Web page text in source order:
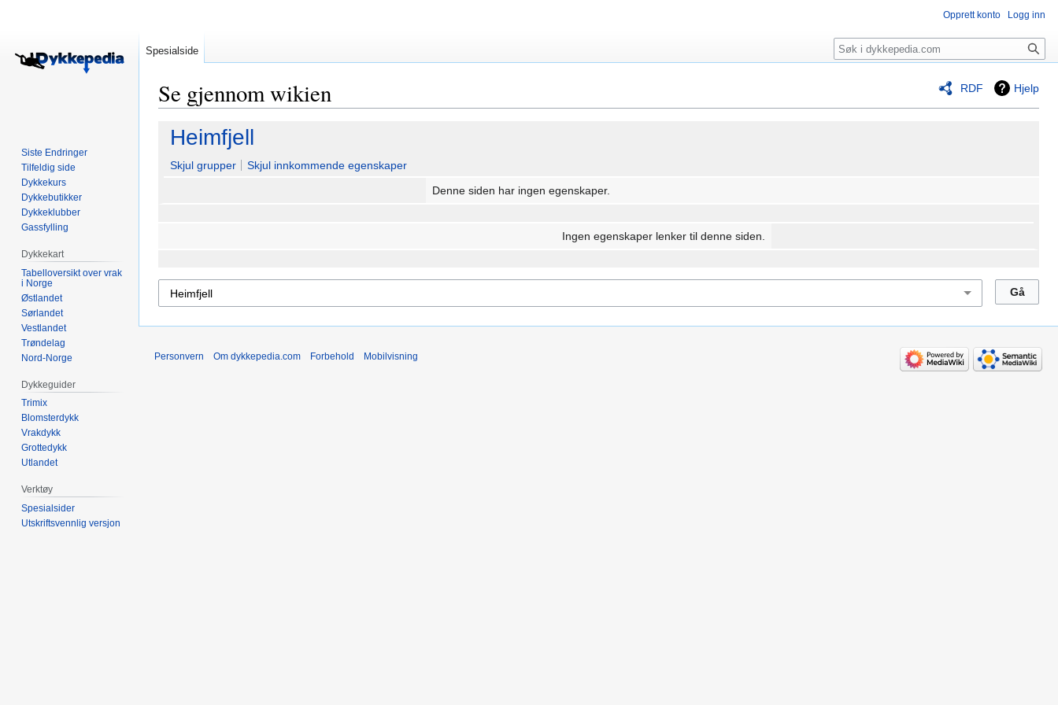
RDF Hjelp
Se gjennom wikien
Hopp
navigering
Hopp
søk
Heimfjell
Skjul grupper
Skjul innkommende egenskaper
Denne siden har ingen egenskaper.
Ingen egenskaper lenker til denne siden.
Opprett konto Logg inn
Spesialside Søk
Siste Endringer
Tilfeldig side
Dykkekurs
Dykkebutikker
Dykkeklubber
Gassfylling
Dykkekart
Tabelloversikt over vrak
i Norge
Østlandet
Sørlandet
Vestlandet
Trøndelag
Nord-Norge
Dykkeguider
Trimix
Blomsterdykk
Vrakdykk
Grottedykk
Utlandet
Verktøy
Spesialsider
Utskriftsvennlig versjon
Personvern Om dykkepedia.com Forbehold Mobilvisning